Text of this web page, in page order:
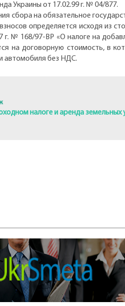
Украины от 17.02.99 г. № 04/877.
сбора на обязательное
определяется исходя из
г. № 168/97-ВР «О налоге на
на договорную стоимость, в
автомобиля без НДС.
налоге и аренда земельных